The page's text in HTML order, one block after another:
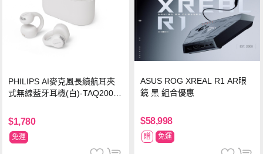
PHILIPS AI麥克風長續航耳夾
式無線藍牙耳機(白)-TAQ2000
$1,780
免運
ASUS ROG XREAL R1 AR眼
鏡 黑 組合優惠
$58,998
贈 免運